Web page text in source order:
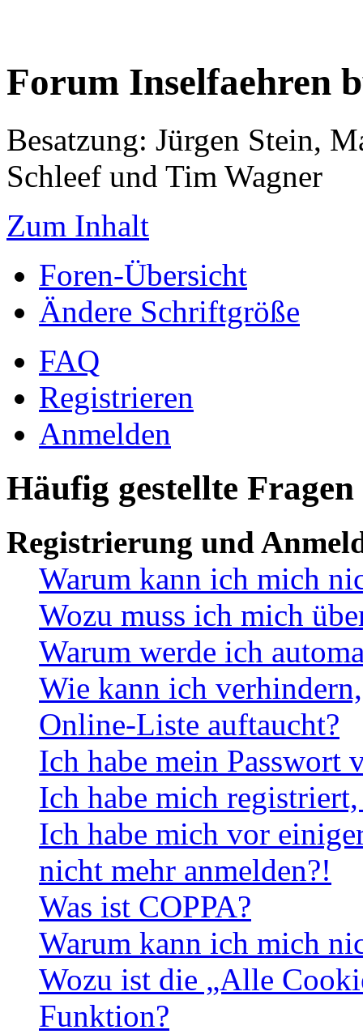
Forum Inselfaehren
Besatzung: Jürgen Stein,
Schleef und Tim Wagner
Zum Inhalt
Foren-Übersicht
Ändere Schriftgröße
FAQ
Registrieren
Anmelden
Häufig gestellte Fragen
Registrierung und
Warum kann ich mich
Wozu muss ich mich
Warum werde ich
Wie kann ich
Online-Liste auftaucht?
Ich habe mein Passwort
Ich habe mich
Ich habe mich vor
nicht mehr anmelden?!
Was ist COPPA?
Warum kann ich mich
Wozu ist die „Alle
Funktion?